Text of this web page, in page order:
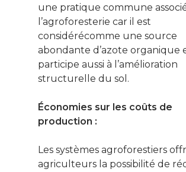
une pratique commune
l’agroforesterie car il est
considérécomme une source
abondante d’azote organique
participe aussi à l’amélioration
structurelle du sol.
Économies sur les coûts de
production :
Les systèmes agroforestiers
agriculteurs la possibilité de